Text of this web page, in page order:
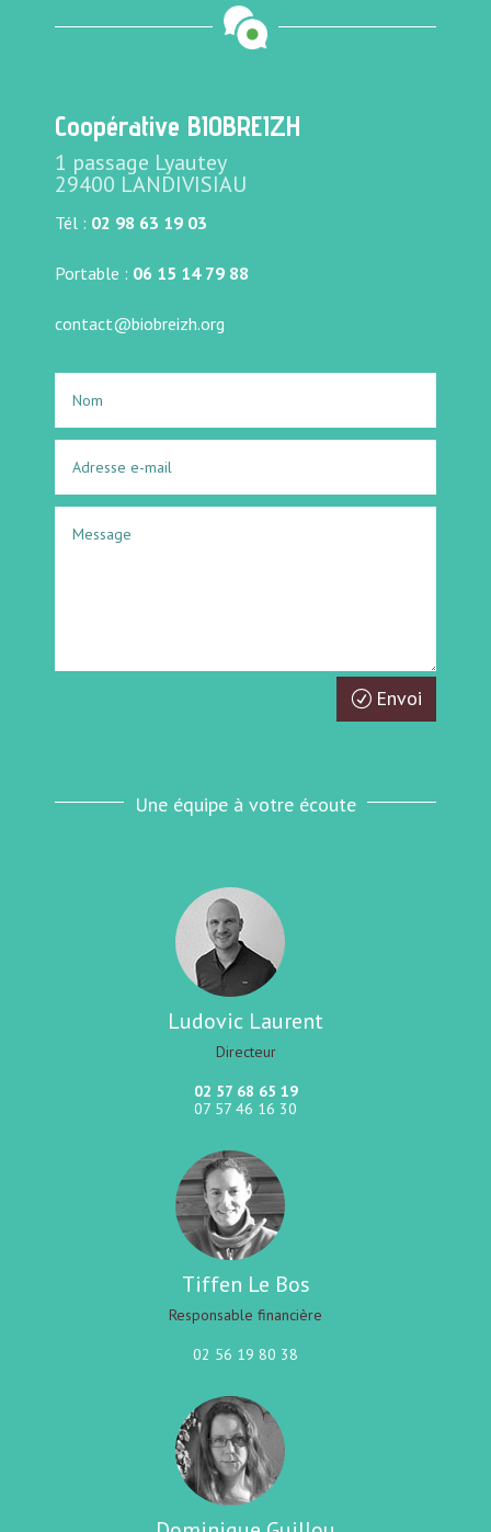
Coopérative BIOBREIZH
1 passage Lyautey
29400 LANDIVISIAU
Tél : 02 98 63 19 03
Portable : 06 15 14 79 88
contact@biobreizh.org
Envoi
Une équipe à votre écoute
Ludovic Laurent
Directeur
02 57 68 65 19
07 57 46 16 30
Tiffen Le Bos
Responsable financière
02 56 19 80 38